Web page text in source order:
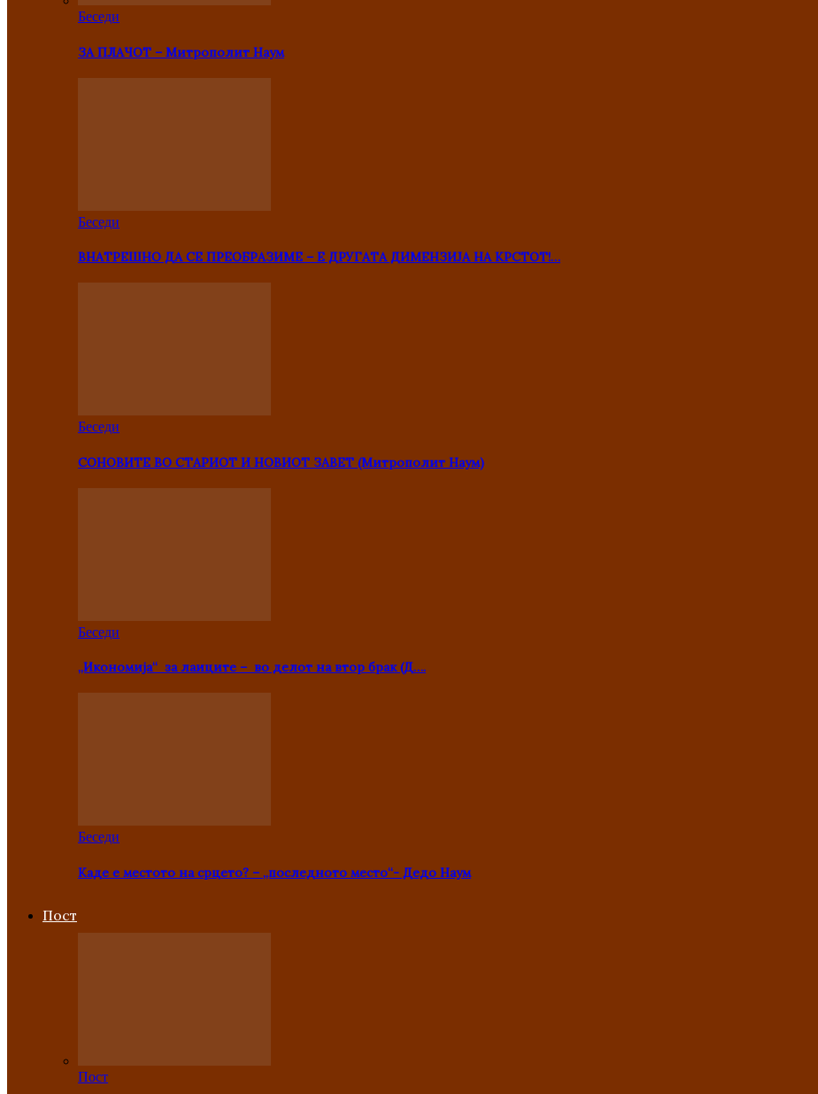
Беседи
ЗА ПЛАЧОТ – Митрополит Наум
Беседи
ВНАТРЕШНО ДА СЕ ПРЕОБРАЗИМЕ – Е ДРУГАТА ДИМЕНЗИЈА НА КРСТОТ!…
Беседи
СОНОВИТЕ ВО СТАРИОТ И НОВИОТ ЗАВЕТ (Митрополит Наум)
Беседи
„Икономија“ за лаиците – во делот на втор брак (Д….
Беседи
Каде е местото на срцето? – „последното место“- Дедо Наум
Пост
Пост